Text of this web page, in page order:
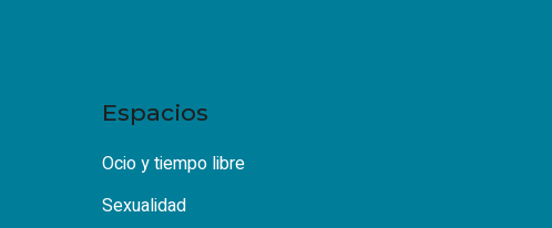
Espacios
Ocio y tiempo libre
Sexualidad